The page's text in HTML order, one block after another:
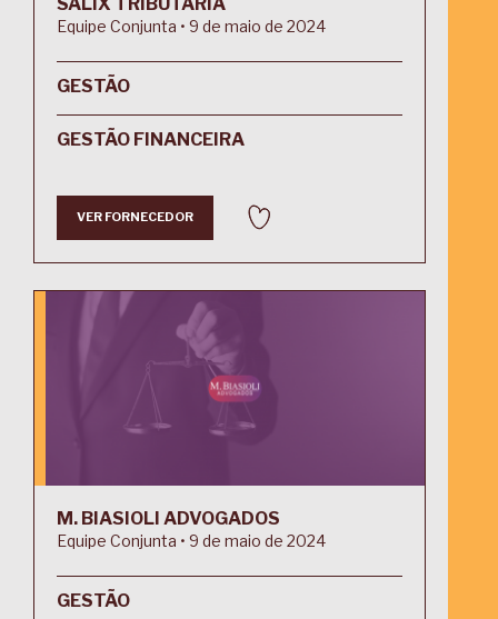
SALIX TRIBUTÁRIA
Equipe Conjunta • 9 de maio de 2024
GESTÃO
GESTÃO FINANCEIRA
VER FORNECEDOR
M. BIASIOLI ADVOGADOS
Equipe Conjunta • 9 de maio de 2024
GESTÃO